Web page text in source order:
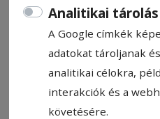
Analitikai tárolás
A Google címkék
adatokat tároljanak
analitikai célokra,
interakciók és a
követésére.
HN-információ
2026. február 23.,